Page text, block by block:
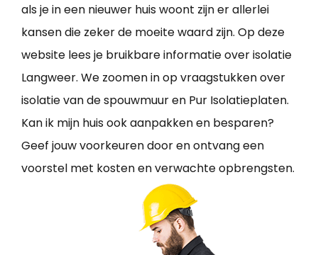
als je in een nieuwer huis woont zijn er allerlei
kansen die zeker de moeite waard zijn. Op deze
website lees je bruikbare informatie over isolatie
Langweer. We zoomen in op vraagstukken over
isolatie van de spouwmuur en Pur Isolatieplaten.
Kan ik mijn huis ook aanpakken en besparen?
Geef jouw voorkeuren door en ontvang een
voorstel met kosten en verwachte opbrengsten.